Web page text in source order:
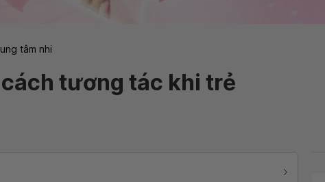
tâm nhi
tương tác khi trẻ